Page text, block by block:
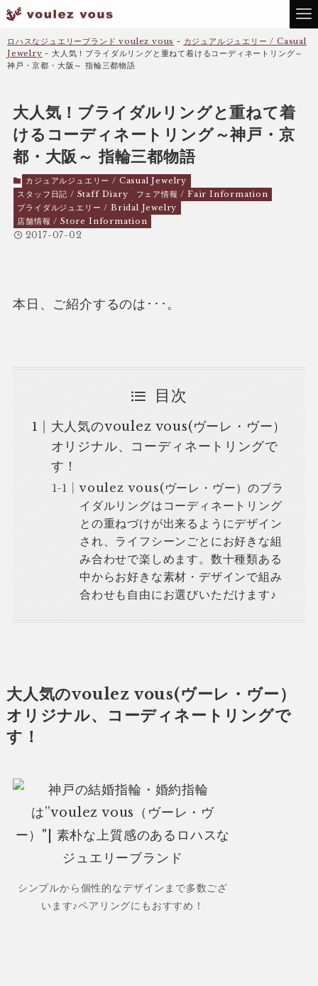
ロハスなジュエリーブランド voulez vous - カジュアルジュエリー / Casual
Jewelry -大人気！ブライダルリングと重ねて着けるコーディネートリング～
神戸・京都・大阪～ 指輪三都物語
大人気！ブライダルリングと重ねて着
けるコーディネートリング～神戸・京
都・大阪～ 指輪三都物語
カジュアルジュエリー / Casual Jewelry
スタッフ日記 / Staff Diary
フェア情報 / Fair Information
ブライダルジュエリー / Bridal Jewelry
店舗情報 / Store Information
2017-07-02
本日、ご紹介するのは･･･。
目次
大人気のvoulez vous(ヴーレ・ヴー）
オリジナル、コーディネートリングで
す！
voulez vous(ヴーレ・ヴー）のブラ
イダルリングはコーディネートリング
との重ねづけが出来るようにデザイン
され、ライフシーンごとにお好きな組
み合わせで楽しめます。数十種類ある
中からお好きな素材・デザインで組み
合わせも自由にお選びいただけます♪
大人気のvoulez vous(ヴーレ・ヴー）
オリジナル、コーディネートリングで
す！
シンプルから個性的なデザインまで多数ござ
います♪ペアリングにもおすすめ！